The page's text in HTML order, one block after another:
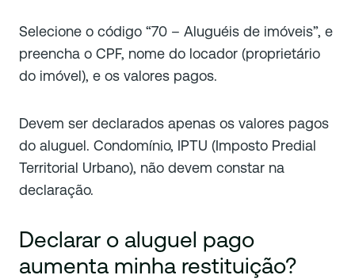
Selecione o código “70 – Aluguéis de imóveis”, e
preencha o CPF, nome do locador (proprietário
do imóvel), e os valores pagos.
Devem ser declarados apenas os valores pagos
do aluguel. Condomínio, IPTU (Imposto Predial
Territorial Urbano), não devem constar na
declaração.
Declarar o aluguel pago
aumenta minha restituição?